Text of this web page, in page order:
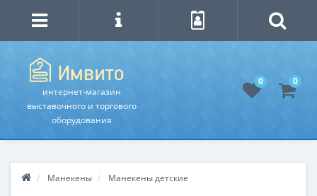
интернет-магазин
выставочного и торгового
оборудования
0 0
Манекены Манекены детские